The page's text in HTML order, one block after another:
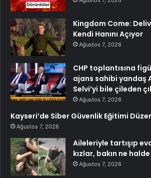
Kingdom Come:
Kendi Hanını Açıyor
Ağustos 7, 2026
CHP toplantısına
ajans sahibi yandaş
Selvi’yi bile çileden
Ağustos 7, 2026
Kayseri’de Siber Güvenlik Eğitimi
Ağustos 7, 2026
Aileleriyle tartışıp
kızlar, bakın ne
Ağustos 7, 2026